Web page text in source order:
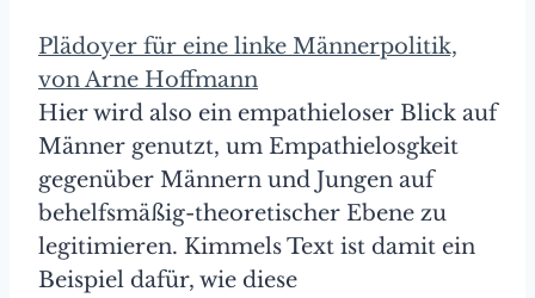
Plädoyer für eine linke Männerpolitik,
von Arne Hoffmann
Hier wird also ein empathieloser Blick auf
Männer genutzt, um Empathielosgkeit
gegenüber Männern und Jungen auf
behelfsmäßig-theoretischer Ebene zu
legitimieren. Kimmels Text ist damit ein
Beispiel dafür, wie diese